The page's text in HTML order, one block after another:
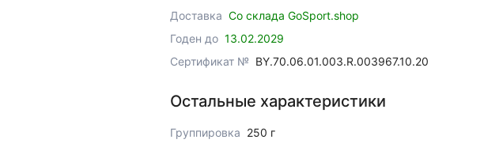
Доставка Со склада GoSport.shop
Годен до 13.02.2029
Сертификат № BY.70.06.01.003.R.003967.10.20
Остальные характеристики
Группировка 250 г